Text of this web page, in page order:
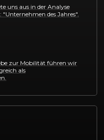
uns aus in der Analyse
des Jahres".
zur Mobilität führen wir
als